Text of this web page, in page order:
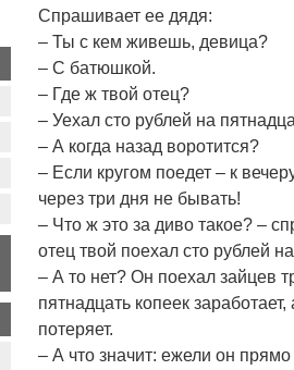
Спрашивает ее дядя:
– Ты с кем живешь, девица?
– С батюшкой.
– Где ж твой отец?
– Уехал сто рублей на
– А когда назад воротится?
– Если кругом поедет – к
через три дня не бывать!
– Что ж это за диво такое? –
отец твой поехал сто рублей
– А то нет? Он поехал зайцев
пятнадцать копеек
потеряет.
– А что значит: ежели он